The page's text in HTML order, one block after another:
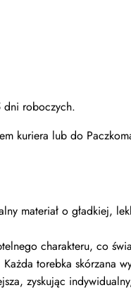
dni roboczych.
kuriera lub do
materiał o gładkiej,
charakteru, co
torebka skórzana
zyskując